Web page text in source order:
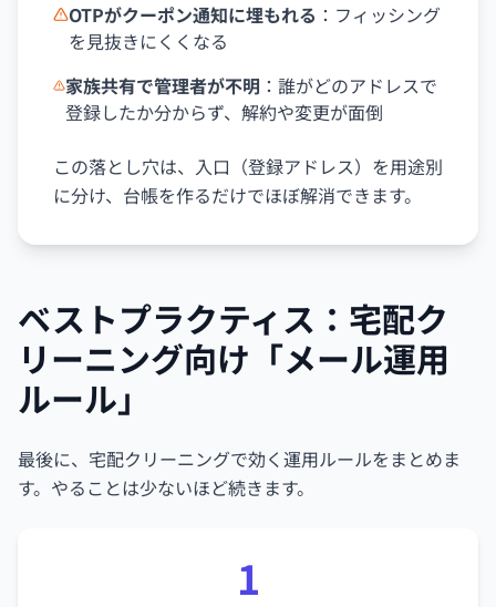
OTPがクーポン通知に埋もれる ：フィッシング
を見抜きにくくなる
家族共有で管理者が不明 ：誰がどのアドレスで
登録したか分からず、解約や変更が面倒
この落とし穴は、入口（登録アドレス）を用途別
に分け、台帳を作るだけでほぼ解消できます。
ベストプラクティス：宅配ク
リーニング向け「メール運用
ルール」
最後に、宅配クリーニングで効く運用ルールをまとめま
す。やることは少ないほど続きます。
1